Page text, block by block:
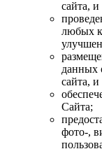
сайта,
любых
данных
сайта,
Сайта;
фото-,